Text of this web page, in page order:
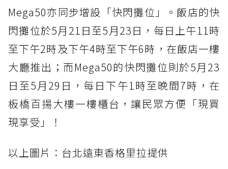
Mega50亦同步增設「快閃攤位」。飯店的快
閃攤位於5月21日至5月23日，每日上午11時
至下午2時及下午4時至下午6時，在飯店一樓
大廳推出；而Mega50的快閃攤位則於5月23
日至5月29日，每日下午1時至晚間7時，在
板橋百揚大樓一樓櫃台，讓民眾方便「現買
現享受」！
以上圖片：台北遠東香格里拉提供